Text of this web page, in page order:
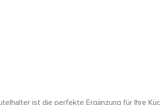
ist die perfekte Ergänzung für Ihre